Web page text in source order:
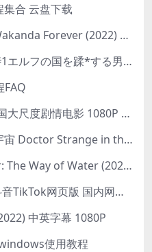
合 云盘下载
黑豹2 Black Panther: Wakanda Forever (2022) 高清版
OVA巨*エルフ母娘催*#1エルフの国を蹂*する男。汚された女王と姫
B级文件 B컷 (2022) 韩国大尺度剧情电影 1080P 中字
奇异博士2：疯狂多元宇宙 Doctor Strange in the Multiverse of Madness (2022) 高清版1080p
阿凡达：水之道 Avatar: The Way of Water (2022) 1080p 2k 4k 中文字幕
ProxiTok 开源国际版抖音TikTok网页版 国内网络直连
中英字幕 1080P
使用教程